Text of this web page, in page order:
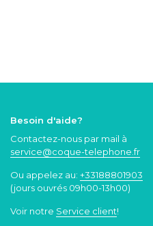
Besoin d'aide?
Contactez-nous par mail à
service@coque-telephone.fr
Ou appelez au: +33188801903
(jours ouvrés 09h00-13h00)
Voir notre Service client!